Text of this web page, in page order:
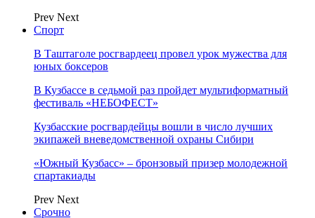
Prev Next
Спорт
В Таштаголе росгвардеец провел урок мужества для
юных боксеров
В Кузбассе в седьмой раз пройдет мультиформатный
фестиваль «НЕБОФЕСТ»
Кузбасские росгвардейцы вошли в число лучших
экипажей вневедомственной охраны Сибири
«Южный Кузбасс» – бронзовый призер молодежной
спартакиады
Prev Next
Срочно